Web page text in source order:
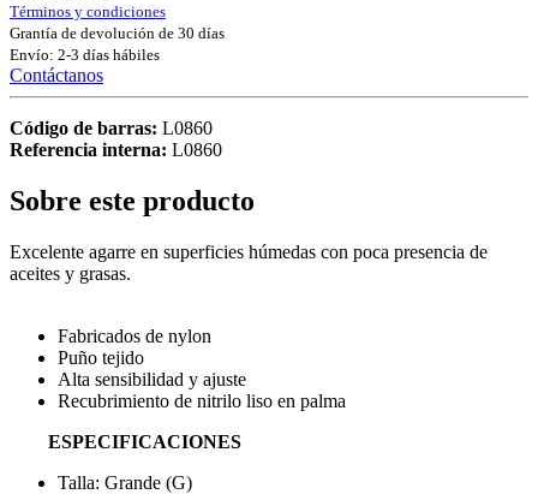
Términos y condiciones
Grantía de devolución de 30 días
Envío: 2-3 días hábiles
Contáctanos
Código de barras: L0860
Referencia interna: L0860
Sobre este producto
Excelente agarre en superficies húmedas con poca presencia de
aceites y grasas.
Fabricados de nylon
Puño tejido
Alta sensibilidad y ajuste
Recubrimiento de nitrilo liso en palma
ESPECIFICACIONES
Talla: Grande (G)